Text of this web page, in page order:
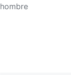
hombre